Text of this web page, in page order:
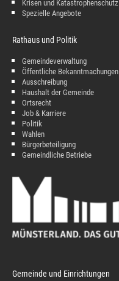
Krisen und Katastrophenschutz
Spezielle Angebote
Rathaus und Politik
Gemeindeverwaltung
Öffentliche Bekanntmachungen
Ausschreibung
Haushalt der Gemeinde
Ortsrecht
Job & Karriere
Politik
Wahlen
Bürgerbeteiligung
Gemeindliche Betriebe
Gemeinde und Einrichtungen